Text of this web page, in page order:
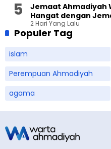
Jemaat Ahmadiyah
Hangat dengan
2 Hari Yang Lalu
Populer Tag
islam
Perempuan Ahmadiyah
agama